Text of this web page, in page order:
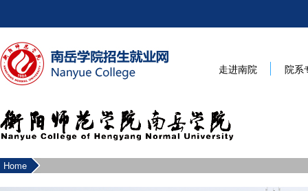
走进南院 院系
Home